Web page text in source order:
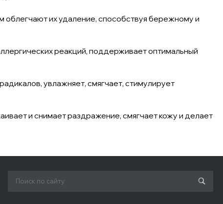
их удаление, способствуя бережному и
реакций, поддерживает оптимальный
увлажняет, смягчает, стимулирует
и снимает раздражение, смягчает кожу и делает